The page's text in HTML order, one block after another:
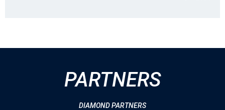
PARTNERS
DIAMOND PARTNERS